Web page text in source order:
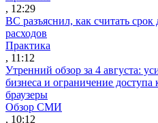
, 12:29
ВС разъяснил, как считать
расходов
Практика
, 11:12
Утренний обзор за 4 августа:
бизнеса и ограничение
браузеры
Обзор СМИ
, 10:12